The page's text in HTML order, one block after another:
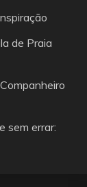
de Praia
sem errar: